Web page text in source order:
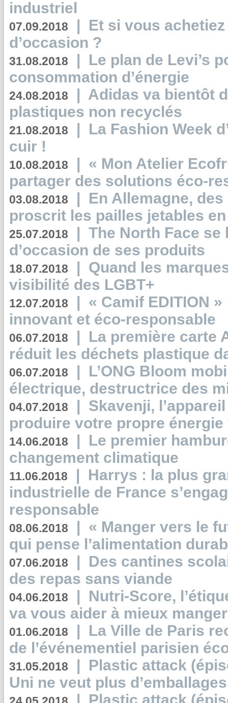
industriel
07.09.2018 | Et si vous
d’occasion ?
31.08.2018 | Le plan de Levi’s
consommation d’énergie
24.08.2018 | Adidas va bientôt
plastiques non recyclés
21.08.2018 | La Fashion Week
cuir !
10.08.2018 | « Mon Atelier
partager des solutions éco-
03.08.2018 | En Allemagne,
proscrit les pailles jetables
25.07.2018 | The North Face se
d’occasion de ses produits
18.07.2018 | Quand les
visibilité des LGBT+
12.07.2018 | « Camif EDITION
innovant et éco-responsable
06.07.2018 | La première carte
réduit les déchets plastique
06.07.2018 | L’ONG Bloom
électrique, destructrice des
04.07.2018 | Skavenji,
produire votre propre
14.06.2018 | Le premier
changement climatique
11.06.2018 | Harrys : la plus
industrielle de France
responsable
08.06.2018 | « Manger vers le
qui pense l’alimentation
07.06.2018 | Des cantines
des repas sans viande
04.06.2018 | Nutri-Score,
va vous aider à mieux
01.06.2018 | La Ville de Paris
de l’événementiel parisien
31.05.2018 | Plastic attack
Uni ne veut plus